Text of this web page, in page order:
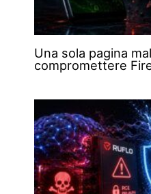
Una sola pagina
compromettere